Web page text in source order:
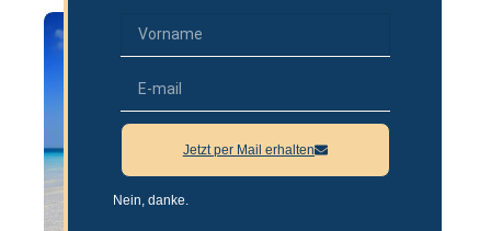
Jetzt per Mail erhalten
Nein, danke.